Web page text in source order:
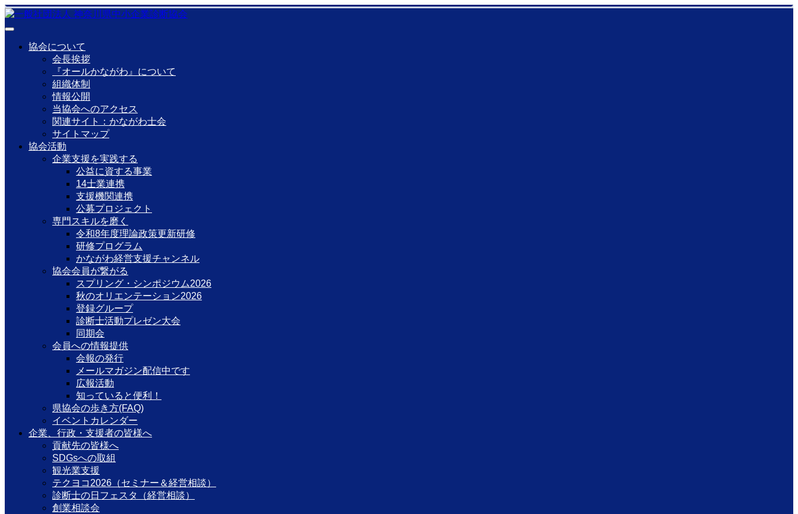
協会について
会長挨拶
『オールかながわ』について
組織体制
情報公開
当協会へのアクセス
関連サイト：かながわ士会
サイトマップ
協会活動
企業支援を実践する
公益に資する事業
14士業連携
支援機関連携
公募プロジェクト
専門スキルを磨く
令和8年度理論政策更新研修
研修プログラム
かながわ経営支援チャンネル
協会会員が繋がる
スプリング・シンポジウム2026
秋のオリエンテーション2026
登録グループ
診断士活動プレゼン大会
同期会
会員への情報提供
会報の発行
メールマガジン配信中です
広報活動
知っていると便利！
県協会の歩き方(FAQ)
イベントカレンダー
企業、行政・支援者の皆様へ
貢献先の皆様へ
SDGsへの取組
観光業支援
テクヨコ2026（セミナー＆経営相談）
診断士の日フェスタ（経営相談）
創業相談会